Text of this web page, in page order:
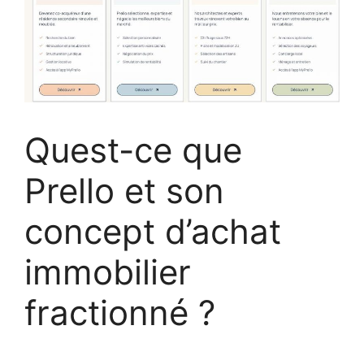
Quest-ce que
Prello et son
concept d’achat
immobilier
fractionné ?